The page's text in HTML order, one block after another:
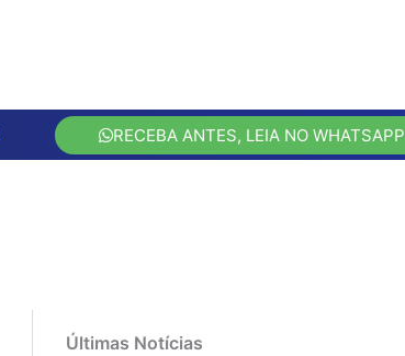
RECEBA ANTES, LEIA NO WHATSAPP
Últimas Notícias